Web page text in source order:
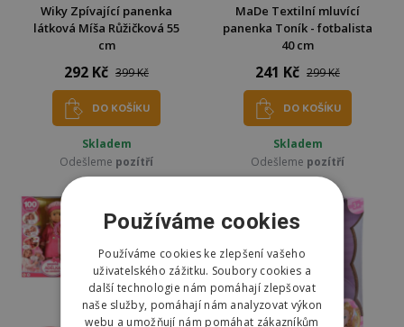
Wiky Zpívající panenka
látková Míša Růžičková 55
cm
292 Kč 399 Kč
DO KOŠÍKU
Skladem
Odešleme pozítří
MaDe Textilní mluvící
panenka Toník - fotbalista
40 cm
241 Kč 299 Kč
DO KOŠÍKU
Skladem
Odešleme pozítří
Používáme cookies
Používáme cookies ke zlepšení vašeho
uživatelského zážitku. Soubory cookies a
další technologie nám pomáhají zlepšovat
naše služby, pomáhají nám analyzovat výkon
webu a umožňují nám pomáhat zákazníkům